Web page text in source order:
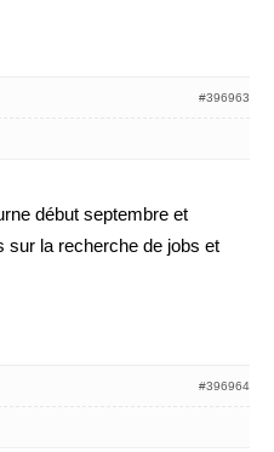
#396963
début septembre et
sur la recherche de jobs et
#396964